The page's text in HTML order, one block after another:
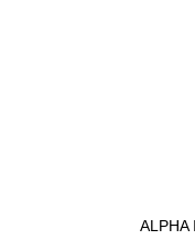
ALPHA